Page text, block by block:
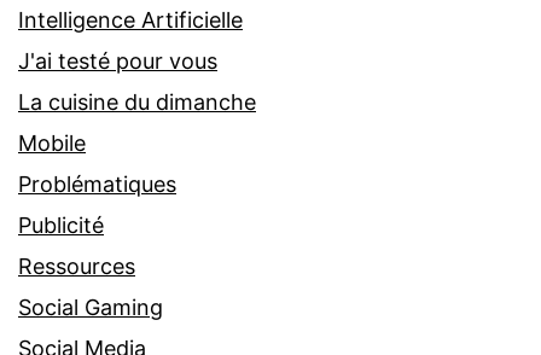
Intelligence Artificielle
J'ai testé pour vous
La cuisine du dimanche
Mobile
Problématiques
Publicité
Ressources
Social Gaming
Social Media